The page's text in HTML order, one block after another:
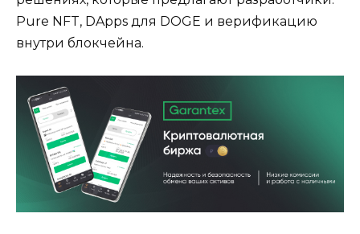
Pure NFT, DApps для DOGE и верификацию
внутри блокчейна.